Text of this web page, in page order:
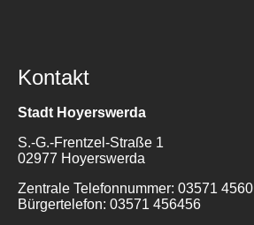
Kontakt
Stadt Hoyerswerda
S.-G.-Frentzel-Straße 1
02977 Hoyerswerda
Zentrale Telefonnummer: 03571 4560
Bürgertelefon: 03571 456456